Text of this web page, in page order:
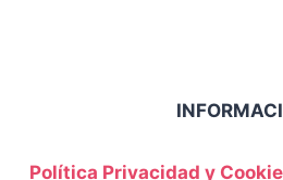
Política Privacidad y